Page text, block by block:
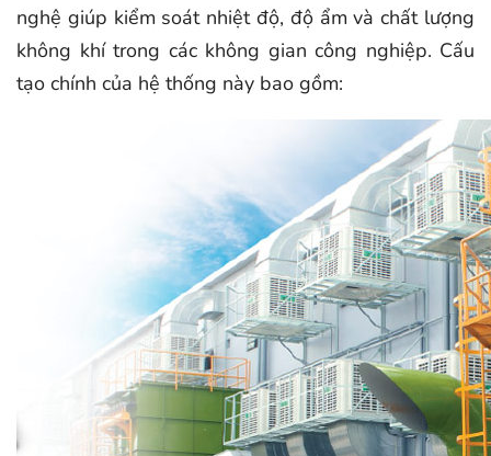
nghệ giúp kiểm soát nhiệt độ, độ ẩm và chất lượng
không khí trong các không gian công nghiệp. Cấu
tạo chính của hệ thống này bao gồm: